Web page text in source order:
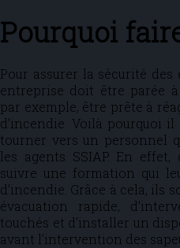
Pourquoi
Pour assurer la sécurité
entreprise doit être parée
par exemple, être prête à
d’incendie. Voilà pourquoi
tourner vers un personnel
les agents SSIAP. En
suivre une formation qui
d’incendie. Grâce à cela, ils
évacuation rapide,
touchés et d’installer un
avant l’intervention des